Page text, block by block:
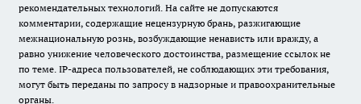
рекомендательных технологий. На сайте не допускаются
комментарии, содержащие нецензурную брань, разжигающие
межнациональную рознь, возбуждающие ненависть или вражду, а
равно унижение человеческого достоинства, размещение ссылок не
по теме. IP-адреса пользователей, не соблюдающих эти требования,
могут быть переданы по запросу в надзорные и правоохранительные
органы.